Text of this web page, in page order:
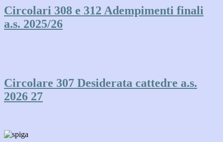
Circolari 308 e 312 Adempimenti finali
a.s. 2025/26
Circolare 307 Desiderata cattedre a.s.
2026 27